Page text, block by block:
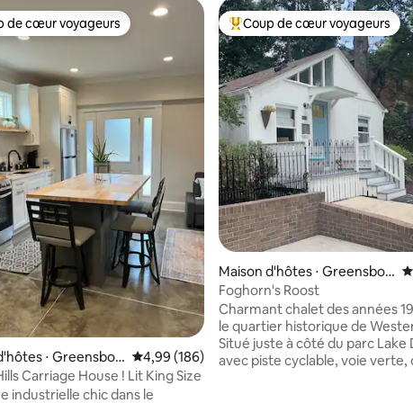
la base de 463 commentaires : 4,95 sur 5
cœur voyageurs les plus appréciés
de cœur voyageurs
⋅ Greensbor
Évaluation moyenne sur la base de 186
4,99 (186)
Carriage House ! Lit King Size
industrielle chic dans le
Coups de cœur voyageurs les
Coup de cœur voyageurs
Maison d'hôtes ⋅ Greensbor
o
Foghorn's Roost
Charmant chalet des années
le quartier historique de
Situé juste à côté du parc Lake
avec piste cyclable, voie verte,